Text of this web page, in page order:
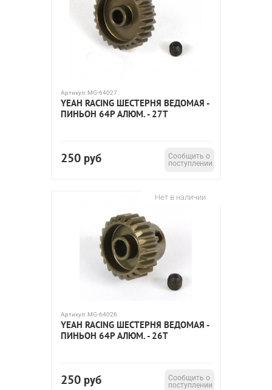
Артикул: MG-64027
YEAH RACING ШЕСТЕРНЯ ВЕДОМАЯ -
ПИНЬОН 64P АЛЮМ. - 27T
250 руб
Сообщить о
поступлении
Нет в наличии
Артикул: MG-64026
YEAH RACING ШЕСТЕРНЯ ВЕДОМАЯ -
ПИНЬОН 64P АЛЮМ. - 26T
250 руб
Сообщить о
поступлении